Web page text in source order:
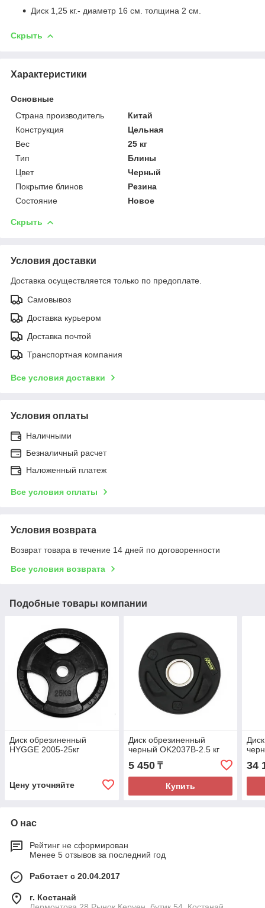
Диск 1,25 кг.- диаметр 16 см. толщина 2 см.
Скрыть
Характеристики
Основные
Страна производитель
Китай
Конструкция
Цельная
Вес
25 кг
Тип
Блины
Цвет
Черный
Покрытие блинов
Резина
Состояние
Новое
Скрыть
Условия доставки
Доставка осуществляется только по предоплате.
Самовывоз
Доставка курьером
Доставка почтой
Транспортная компания
Все условия доставки
Условия оплаты
Наличными
Безналичный расчет
Наложенный платеж
Все условия оплаты
Условия возврата
Возврат товара в течение 14 дней по договоренности
Все условия возврата
Подобные товары компании
Диск обрезиненный
HYGGE 2005-25кг
Цену уточняйте
Диск обрезиненный
черный OK2037B-2.5 кг
5 450₸
Купить
34
О нас
Рейтинг не сформирован
Менее 5 отзывов за последний год
Работает с 20.04.2017
г. Костанай